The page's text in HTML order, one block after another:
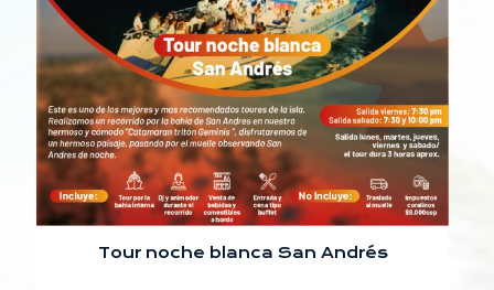
Tour noche blanca San Andrés